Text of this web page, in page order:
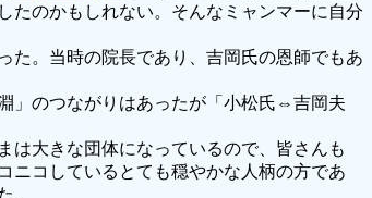
たのかもしれない。そんなミャンマーに自分
た。当時の院長であり、吉岡氏の恩師でもあ
」のつながりはあったが「小松氏⇔吉岡夫
は大きな団体になっているので、皆さんも
ニコしているとても穏やかな人柄の方であ
。